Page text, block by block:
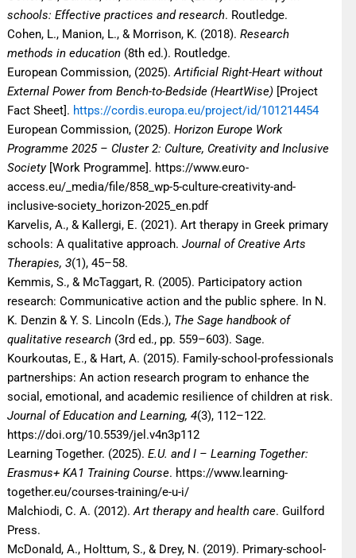
schools: Effective practices and research. Routledge.
Cohen, L., Manion, L., & Morrison, K. (2018).Research
methods in education (8th ed.). Routledge.
European Commission, (2025).Artificial Right-Heart without
External Power from Bench-to-Bedside (HeartWise) [Project
Fact Sheet]. https://cordis.europa.eu/project/id/101214454
European Commission, (2025).Horizon Europe Work
Programme 2025 – Cluster 2: Culture, Creativity and Inclusive
Society[Work Programme]. https://www.euro-
access.eu/_media/file/858_wp-5-culture-creativity-and-
inclusive-society_horizon-2025_en.pdf
Karvelis, A., & Kallergi, E. (2021). Art therapy in Greek primary
schools: A qualitative approach.Journal of Creative Arts
Therapies, 3(1), 45–58.
Kemmis, S., & McTaggart, R. (2005). Participatory action
research: Communicative action and the public sphere. In N.
K. Denzin & Y. S. Lincoln (Eds.), The Sage handbook of
qualitative research (3rd ed., pp. 559–603). Sage.
Kourkoutas, E., & Hart, A. (2015). Family-school-professionals
partnerships: An action research program to enhance the
social, emotional, and academic resilience of children at risk.
Journal of Education and Learning, 4(3), 112–122.
https://doi.org/10.5539/jel.v4n3p112
Learning Together. (2025).E.U. and I – Learning Together:
Erasmus+ KA1 Training Course. https://www.learning-
together.eu/courses-training/e-u-i/
Malchiodi, C. A. (2012).Art therapy and health care. Guilford
Press.
McDonald, A., Holttum, S., & Drey, N. (2019). Primary-school-